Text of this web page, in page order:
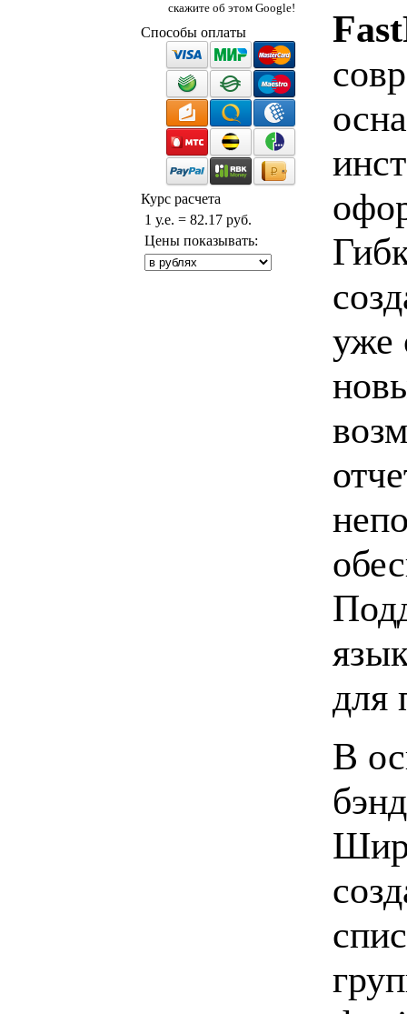
скажите об этом Google!
Способы оплаты
Курс расчета
1 у.е. = 82.17 руб.
Цены показывать:
уже
для
В